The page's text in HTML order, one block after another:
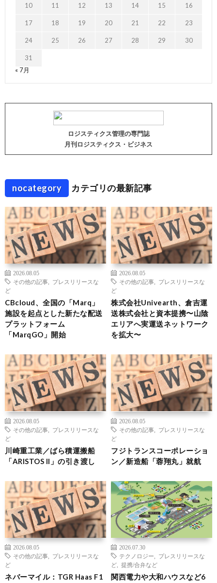
10 11 12 13 14 15 16
17 18 19 20 21 22 23
24 25 26 27 28 29 30
31
« 7月
ロジスティクス管理の専門誌
月刊ロジスティクス・ビジネス
nocategory カテゴリの最新記事
2026.08.05
その他の記事
プレスリリースな
ど
CBcloud、全国の「Marq」
施設を起点とした新たな配送
プラットフォーム
「MarqGO」開始
2026.08.05
その他の記事
プレスリリースな
ど
株式会社Univearth、倉吉運
送株式会社と資本提携〜山陰
エリアへ実運送ネットワーク
を拡大〜
2026.08.05
その他の記事
プレスリリースな
ど
川崎重工業／ばら積運搬船
「ARISTOS II」の引き渡し
2026.08.05
その他の記事
プレスリリースな
ど
フジトランスコーポレーショ
ン／新造船「蓉翔丸」就航
2026.08.05
その他の記事
プレスリリースな
ど
ネバーマイル：TGR Haas F1
2026.07.30
テクノロジー
プレスリリースな
ど
提携/合弁など
関西電力や大和ハウスなど6